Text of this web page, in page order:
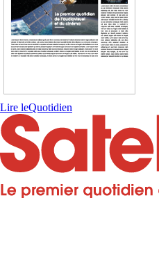
Lire leQuotidien